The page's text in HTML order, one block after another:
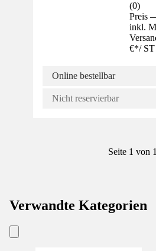
(0)
Preis
inkl.
€*/ ST
Online bestellbar
Nicht reservierbar
Seite 1 von 1
Verwandte Kategorien